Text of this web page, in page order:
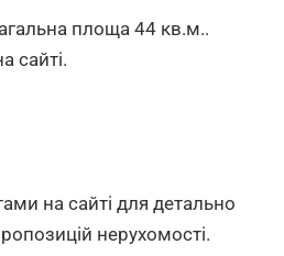
площа 44 кв.м..
сайті.
на сайті для детально
нерухомості.